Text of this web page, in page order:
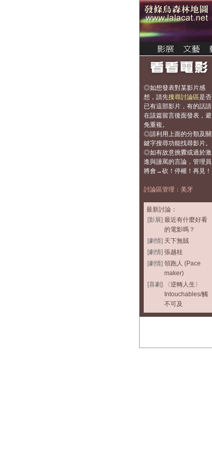
◎如想發表對某影片感
想， 請先搜尋討論區是否
已有這部影片，有的話請
在該篇留言後面發表，避
免重複。
◎請利用上面的分類及關
鍵字搜尋功能找尋影片。
◎如有故意挑釁或過於激
進與謾罵的言論，管理員
將會→砍！停權！再見！
討論區管理：美牙
最新討論：
[影展] 最近有什麼好看
的電影嗎？
[劇情] 天下無賊
[劇情] 張越桂
[劇情] 領跑人 (Pace
maker)
[喜劇]
〈逆轉人生〉
Intouchables/觸
不可及